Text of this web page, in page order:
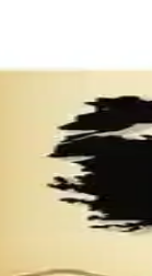
MDF
Tablo, şık
Uzlaşma
birleştirmesi için